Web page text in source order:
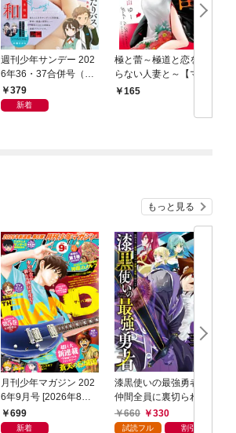
週刊少年サンデー 202
6年36・37合併号（20
26年8月5日発売号）
379
新着
極と蕾～極道と恋を知
らない人妻と～【マイ
クロ】（１）
165
もっと見る
月刊少年マガジン 202
6年9月号 [2026年8月6
日発売]
699
新着
漆黒使いの最強勇者
仲間全員に裏切られた
ので最強の魔物と組み
ます 1巻
660 330
試読フル 割引